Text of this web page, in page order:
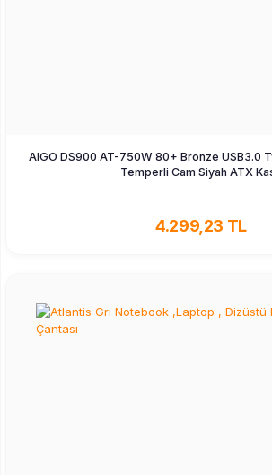
AIGO DS900 AT-750W 80+ Bronze USB3.0
Temperli Cam Siyah ATX
4.299,23 TL